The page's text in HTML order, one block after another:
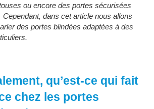
ou encore des portes sécurisées
Cependant, dans cet article nous allons
des portes blindées adaptées à des
qu’est-ce qui fait
chez les portes